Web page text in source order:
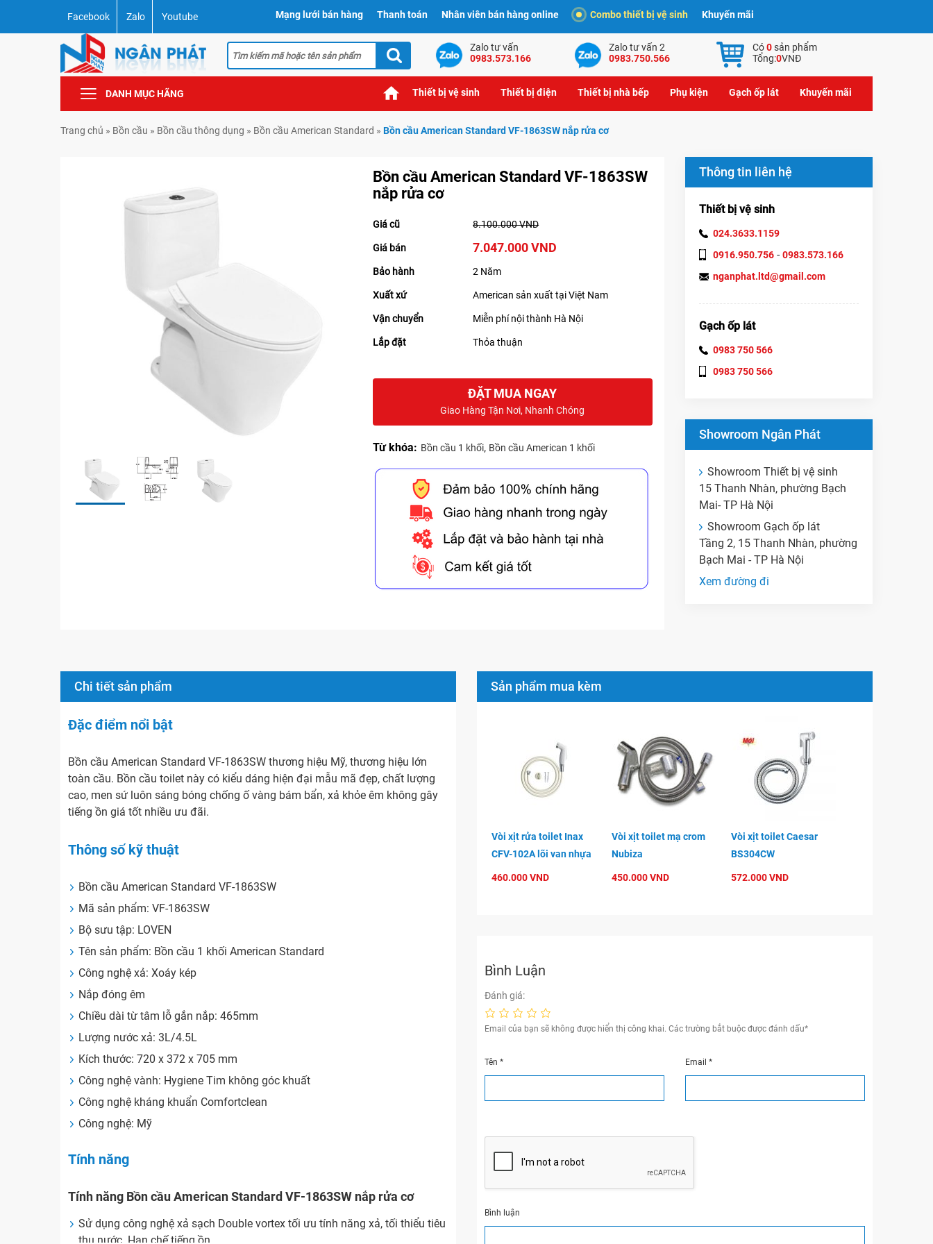
Facebook Zalo Youtube Mạng lưới bán hàng Thanh toán Nhân viên bán hàng online Combo thiết bị vệ sinh Khuyến mãi
Zalo tư vấn
0983.573.166
Zalo tư vấn 2
0983.750.566
Có0sản phẩm
Tổng:0VNĐ
DANH MỤC HÃNG Thiết bị vệ sinh Thiết bị điện Thiết bị nhà bếp Phụ kiện Gạch ốp lát Khuyến mãi
Trang chủ » Bồn cầu » Bồn cầu thông dụng » Bồn cầu American Standard » Bồn cầu American Standard VF-1863SW nắp rửa cơ
Bồn cầu American Standard VF-1863SW
nắp rửa cơ
Giá cũ 8.100.000 VND
Giá bán 7.047.000 VND
Bảo hành 2 Năm
Xuất xứ American sản xuất tại Việt Nam
Vận chuyển Miễn phí nội thành Hà Nội
Lắp đặt Thỏa thuận
ĐẶT MUA NGAY
Giao Hàng Tận Nơi, Nhanh Chóng
Từ khóa: Bồn cầu 1 khối, Bồn cầu American 1 khối
Thông tin liên hệ
Thiết bị vệ sinh
024.3633.1159
0916.950.756 - 0983.573.166
nganphat.ltd@gmail.com
Gạch ốp lát
0983 750 566
0983 750 566
Showroom Ngân Phát
Showroom Thiết bị vệ sinh
15 Thanh Nhàn, phường Bạch
Mai- TP Hà Nội
Showroom Gạch ốp lát
Tầng 2, 15 Thanh Nhàn, phường
Bạch Mai - TP Hà Nội
Xem đường đi
Chi tiết sản phẩm
Đặc điểm nổi bật
Bồn cầu American Standard VF-1863SW thương hiệu Mỹ, thương hiệu lớn
toàn cầu. Bồn cầu toilet này có kiểu dáng hiện đại mẫu mã đẹp, chất lượng
cao, men sứ luôn sáng bóng chống ố vàng bám bẩn, xả khỏe êm không gây
tiếng ồn giá tốt nhiều ưu đãi.
Thông số kỹ thuật
Bồn cầu American Standard VF-1863SW
Mã sản phẩm: VF-1863SW
Bộ sưu tập: LOVEN
Tên sản phẩm: Bồn cầu 1 khối American Standard
Công nghệ xả: Xoáy kép
Nắp đóng êm
Chiều dài từ tâm lỗ gắn nắp: 465mm
Lượng nước xả: 3L/4.5L
Kích thước: 720 x 372 x 705 mm
Công nghệ vành: Hygiene Tim không góc khuất
Công nghệ kháng khuẩn Comfortclean
Công nghệ: Mỹ
Tính năng
Tính năng Bồn cầu American Standard VF-1863SW nắp rửa cơ
Sử dụng công nghệ xả sạch Double vortex tối ưu tính năng xả, tối thiểu tiêu
thụ nước. Hạn chế tiếng ồn.
Sản phẩm mua kèm
Vòi xịt rửa toilet Inax
CFV-102A lõi van nhựa
460.000 VND
Vòi xịt toilet mạ crom
Nubiza
450.000 VND
Vòi xịt toilet Caesar
BS304CW
572.000 VND
Bình Luận
Đánh giá:
Email của bạn sẽ không được hiển thị công khai. Các trường bắt buộc được đánh dấu*
Tên* Email *
Bình luận